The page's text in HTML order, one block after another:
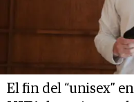
El fin del “unisex”